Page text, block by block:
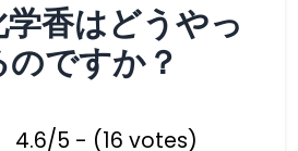
香はどうやっ
ですか？
4.6/5 - (16 votes)